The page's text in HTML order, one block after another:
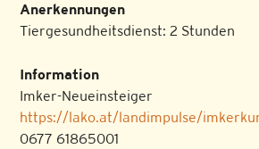
Anerkennungen
Tiergesundheitsdienst: 2 Stunden
Information
Imker-Neueinsteiger
https://lako.at/landimpulse/
0677 61865001